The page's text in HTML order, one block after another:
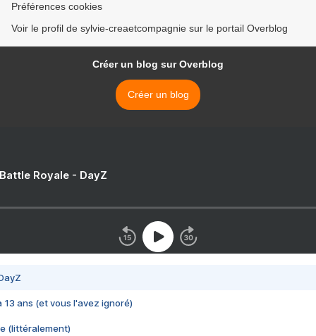
Préférences cookies
Voir le profil de sylvie-creaetcompagnie sur le portail Overblog
Créer un blog sur Overblog
Créer un blog
Royale - DayZ
13 ans (et vous l'avez ignoré)
(littéralement)